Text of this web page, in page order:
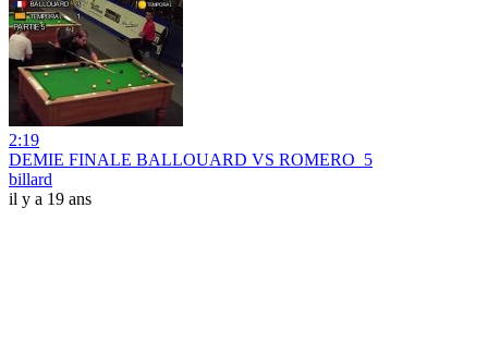
2:19
DEMIE FINALE BALLOUARD VS ROMERO_5
billard
il y a 19 ans